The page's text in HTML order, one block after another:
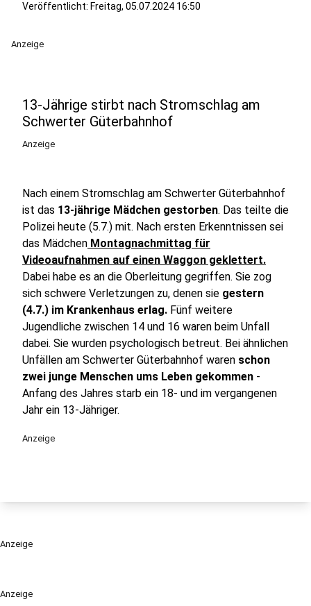
Anzeige
Veröffentlicht: Freitag, 05.07.2024 16:50
Anzeige
13-Jährige stirbt nach Stromschlag am
Schwerter Güterbahnhof
Anzeige
Nach einem Stromschlag am Schwerter Güterbahnhof
ist das 13-jährige Mädchen gestorben. Das teilte die
Polizei heute (5.7.) mit. Nach ersten Erkenntnissen sei
das Mädchen Montagnachmittag für
Videoaufnahmen auf einen Waggon geklettert.
Dabei habe es an die Oberleitung gegriffen. Sie zog
sich schwere Verletzungen zu, denen sie gestern
(4.7.) im Krankenhaus erlag. Fünf weitere
Jugendliche zwischen 14 und 16 waren beim Unfall
dabei. Sie wurden psychologisch betreut. Bei ähnlichen
Unfällen am Schwerter Güterbahnhof waren schon
zwei junge Menschen ums Leben gekommen -
Anfang des Jahres starb ein 18- und im vergangenen
Jahr ein 13-Jähriger.
Anzeige
Anzeige